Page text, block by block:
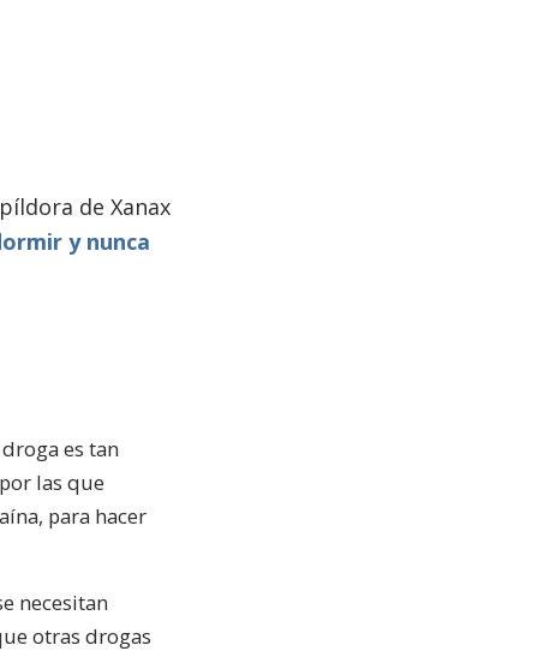
de Xanax
y nunca
es tan
las que
para hacer
necesitan
otras drogas